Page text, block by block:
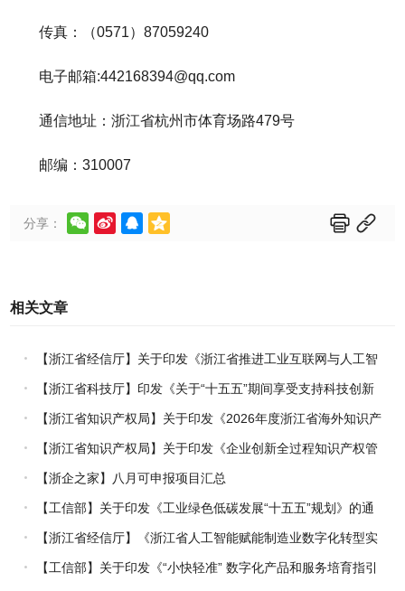
传真：（0571）87059240
电子邮箱:442168394@qq.com
通信地址：浙江省杭州市体育场路479号
邮编：310007
分享：      
相关文章
【浙江省经信厅】关于印发《浙江省推进工业互联网与人工智
能融合赋能行动方案》的通知
【浙江省科技厅】印发《关于“十五五”期间享受支持科技创新
进口税收优惠政策的科研机构名单核定的实施办法》的通知
【浙江省知识产权局】关于印发《2026年度浙江省海外知识产
权风险统一基础性保障保险实施方案》的通知
【浙江省知识产权局】关于印发《企业创新全过程知识产权管
理指引》的通知
【浙企之家】八月可申报项目汇总
【工信部】关于印发《工业绿色低碳发展“十五五”规划》的通
知
【浙江省经信厅】《浙江省人工智能赋能制造业数字化转型实
施方案（2026-2030年）》印发
【工信部】关于印发《“小快轻准” 数字化产品和服务培育指引